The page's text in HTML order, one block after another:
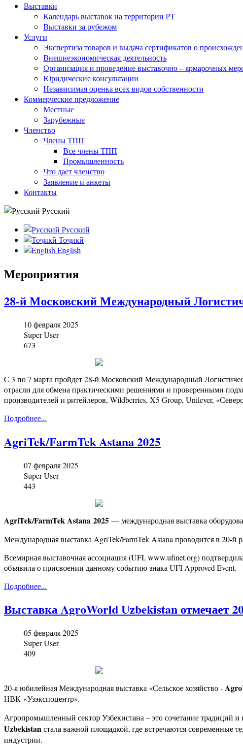
Выставки
Календарь выставок на территории РТ
Выставки за рубежом
Услуги
Экспертиза товаров и выдача сертификатов о
Внешнеэкономическая деятельность
Организация и проведение выставочно – ярмарочных
Юридические консультации
Независимая оценка всех видов собственности
Коммерческие предложение
Местные
Зарубежные
Членство
Члены ТПП
Все члены ТПП
Промышленность
Что дает членство
Заявление и анкеты
Контакты
Русский
Русский
Тоҷикӣ
English
Мероприятия
28-й Московский Международный
10 февраля 2025
Super User
673
С 3 по 7 марта пройдет 28-й Московский Международный
отрасли для обмена практическими решениями и проверенными
производителей и ритейлеров, Wildberries, X5 Group, Unilever,
Подробнее...
AgriTek/FarmTek Astana 2025
07 февраля 2025
Super User
443
AgriTek/FarmTek Astana 2025 — международная выставка
Международная выставка AgriTek/FarmTek Astana проводится в 20-й
Всемирная выставочная ассоциация (UFI, www.ufinet.org)
объявила о присвоении данному событию знака UFI Approved Event.
Подробнее...
Выставка AgroWorld Uzbekistan отмечает
05 февраля 2025
Super User
409
20-я юбилейная Международная выставка «Сельское хозяйство -
НВК «Узэкспоцентр».
Агропромышленный сектор Узбекистана – это сочетание традиций
Uzbekistanстала важной площадкой, где встречаются современные
индустрии.